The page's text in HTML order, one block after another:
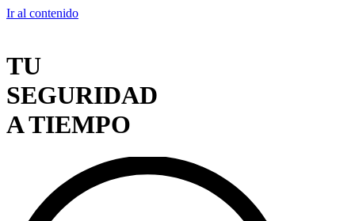
Ir al contenido
TU
SEGURIDAD
A TIEMPO